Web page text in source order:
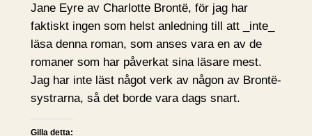
Jane Eyre av Charlotte Brontë, för jag har
faktiskt ingen som helst anledning till att _inte_
läsa denna roman, som anses vara en av de
romaner som har påverkat sina läsare mest.
Jag har inte läst något verk av någon av Brontë-
systrarna, så det borde vara dags snart.
Gilla detta: